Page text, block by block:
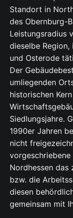
Standort in
des Obernburg-
Leistungsradius
dieselbe
und Osterode
Der
umliegenden
historischen
Siedlungsjahre.
1990er Jahren
nicht
vorgeschriebene
Nordhessen das
bzw. die
diesen
gemeinsam mit